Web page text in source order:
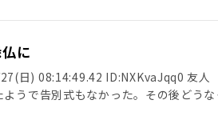
に
日) 08:14:49.42 ID:NXKvaJqq0 友人
うで告別式もなかった。その後どう